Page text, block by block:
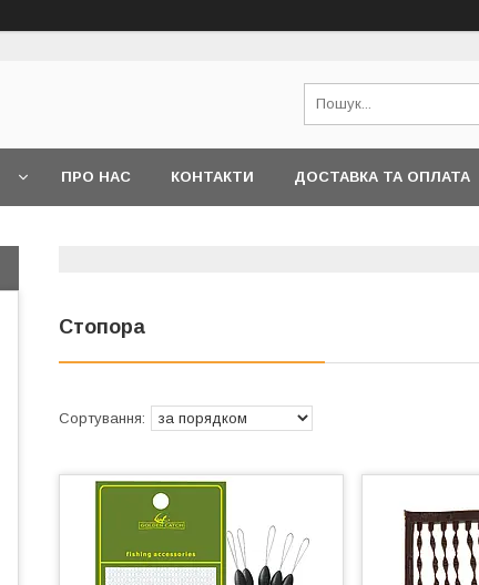
ПРО НАС КОНТАКТИ ДОСТАВКА ТА ОПЛАТА
Стопора